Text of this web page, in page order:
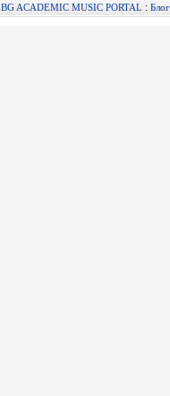
BG ACADEMIC MUSIC PORTAL : Блог